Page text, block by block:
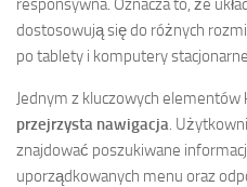
responsywna. Oznacza to, że
dostosowują się do różnych
po tablety i komputery
Jednym z kluczowych
przejrzysta nawigacja.
znajdować poszukiwane
uporządkowanych menu oraz